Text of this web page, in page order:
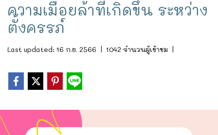
ความเมื่อยล้าที่เกิดขึ้น ระหว่าง
ตั้งครรภ์
Last updated: 16 ก.ย. 2566 | 1042 จำนวนผู้เข้าชม |